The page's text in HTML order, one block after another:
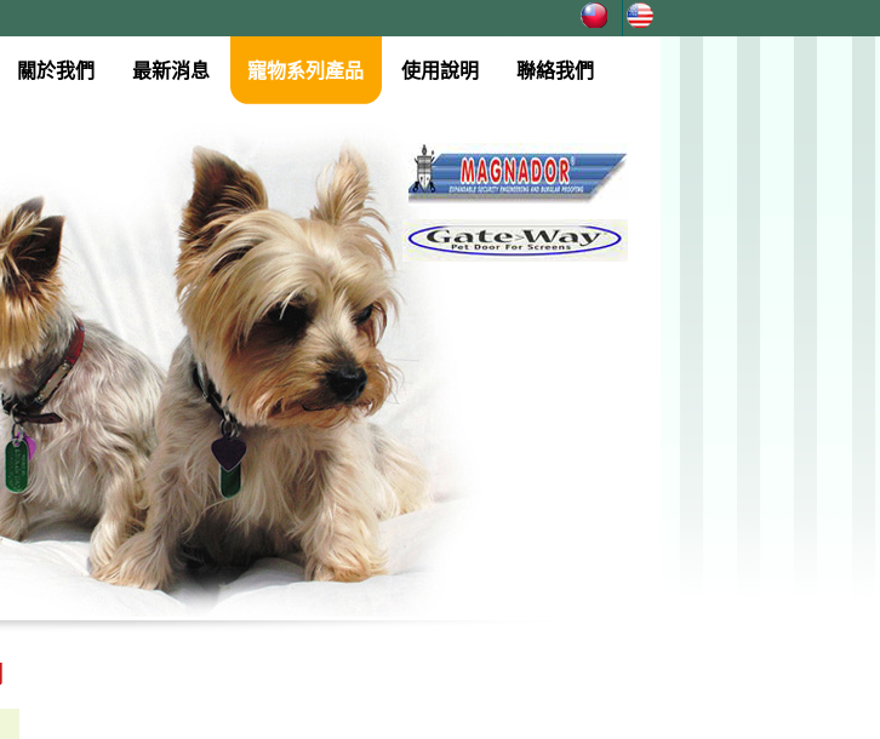
關於我們 最新消息 寵物系列產品 使用說明 聯絡我們